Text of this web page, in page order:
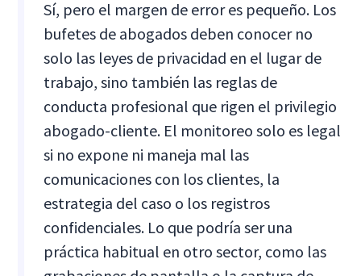
Sí, pero el margen de error es pequeño. Los
bufetes de abogados deben conocer no
solo las leyes de privacidad en el lugar de
trabajo, sino también las reglas de
conducta profesional que rigen el privilegio
abogado-cliente. El monitoreo solo es legal
si no expone ni maneja mal las
comunicaciones con los clientes, la
estrategia del caso o los registros
confidenciales. Lo que podría ser una
práctica habitual en otro sector, como las